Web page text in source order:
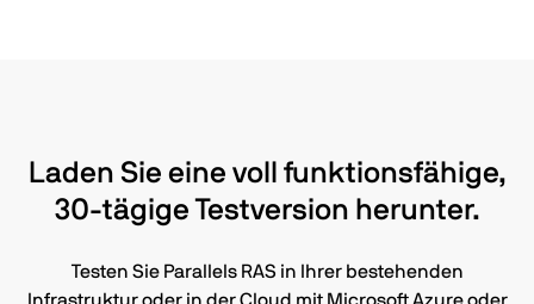
Laden Sie eine voll funktionsfähige,
30-tägige Testversion herunter.
Testen Sie Parallels RAS in Ihrer bestehenden
Infrastruktur oder in der Cloud mit Microsoft Azure oder